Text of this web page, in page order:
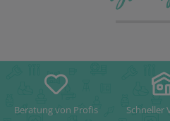
Beratung von Profis Schneller